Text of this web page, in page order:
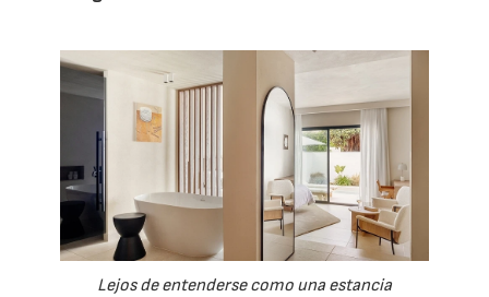
Lejos de entenderse como una estancia